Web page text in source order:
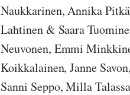
Naukkarinen, Annika
Lahtinen & Saara
Neuvonen, Emmi
Koikkalainen, Janne
Sanni Seppo, Milla